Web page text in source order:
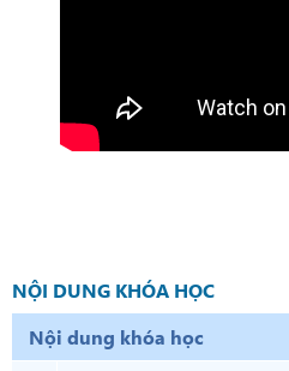
NỘI DUNG KHÓA HỌC
Nội dung khóa học